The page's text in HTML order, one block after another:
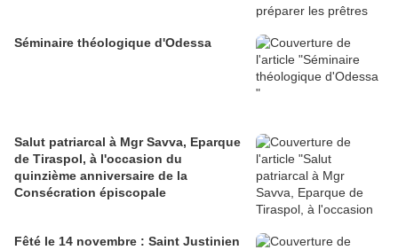
Séminaire théologique d'Odessa
Salut patriarcal à Mgr Savva, Eparque
de Tiraspol, à l'occasion du
quinzième anniversaire de la
Consécration épiscopale
Fêté le 14 novembre : Saint Justinien